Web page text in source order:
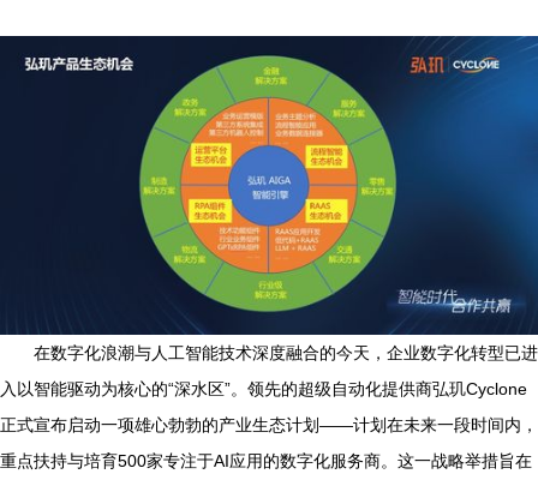
在数字化浪潮与人工智能技术深度融合的今天，企业数字化转型已进
入以智能驱动为核心的“深水区”。领先的超级自动化提供商弘玑Cyclone
正式宣布启动一项雄心勃勃的产业生态计划——计划在未来一段时间内，
重点扶持与培育500家专注于AI应用的数字化服务商。这一战略举措旨在